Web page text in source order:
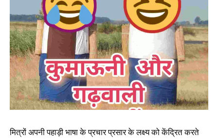
मित्रों अपनी पहाड़ी भाषा के प्रचार प्रसार के लक्ष्य को केंद्रित करते